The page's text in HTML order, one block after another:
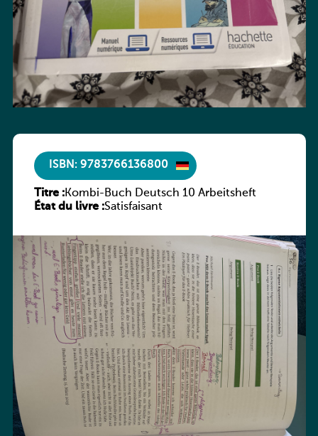
ISBN: 9783766136800
Titre :Kombi-Buch Deutsch 10 Arbeitsheft
État du livre :Satisfaisant